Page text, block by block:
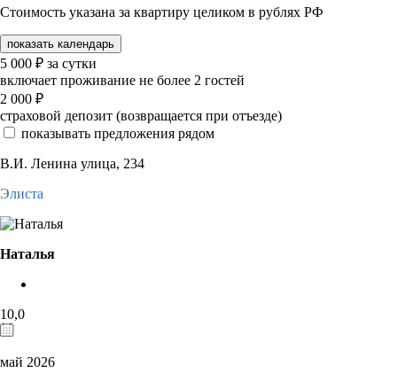
Стоимость указана за квартиру целиком в рублях РФ
показать календарь
5 000 ₽ за сутки
включает проживание не более 2 гостей
2 000 ₽
страховой депозит (возвращается при отъезде)
показывать предложения рядом
В.И. Ленина улица, 234
Элиста
Наталья
10,0
май 2026